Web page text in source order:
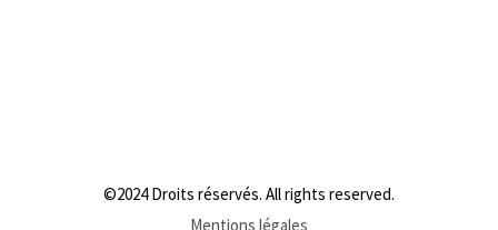
©2024 Droits réservés. All rights reserved.
Mentions légales